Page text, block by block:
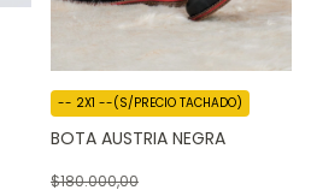
BOTA AUSTRIA NEGRA
$180.000,00
-- 2X1 --(S/PRECIO TACHADO)